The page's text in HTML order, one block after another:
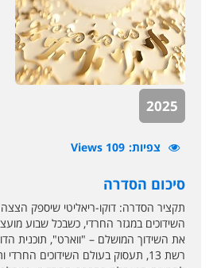
2025
צפיות 109 Views
סיכום הסדרה
תקציר הסדרה: דוקו-ריאליטי שיספק
השידוכים במגזר החרדי, כשבכל שבוע
את השידוך המושלם – "ווארט", תוכנית
רשת 13, תעסוק בעולם השידוכים